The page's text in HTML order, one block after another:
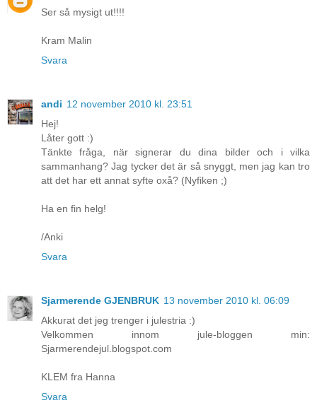
Ser så mysigt ut!!!!
Kram Malin
Svara
andi 12 november 2010 kl. 23:51
Hej!
Låter gott :)
Tänkte fråga, när signerar du dina bilder och i vilka
sammanhang? Jag tycker det är så snyggt, men jag kan tro
att det har ett annat syfte oxå? (Nyfiken ;)
Ha en fin helg!
/Anki
Svara
Sjarmerende GJENBRUK 13 november 2010 kl. 06:09
Akkurat det jeg trenger i julestria :)
Velkommen innom jule-bloggen min:
Sjarmerendejul.blogspot.com
KLEM fra Hanna
Svara